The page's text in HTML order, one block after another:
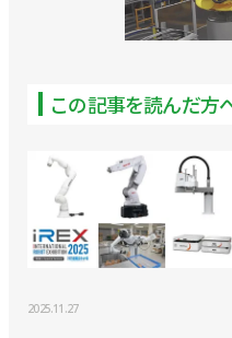
この記事を読んだ方
2025.11.27